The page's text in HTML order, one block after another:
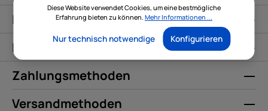
Informationen
Kontakt
Zahlungsmethoden
Versandmethoden
Diese Website verwendet Cookies, um eine bestmögliche
Erfahrung bieten zu können. Mehr Informationen ...
Nur technisch notwendige Konfigurieren